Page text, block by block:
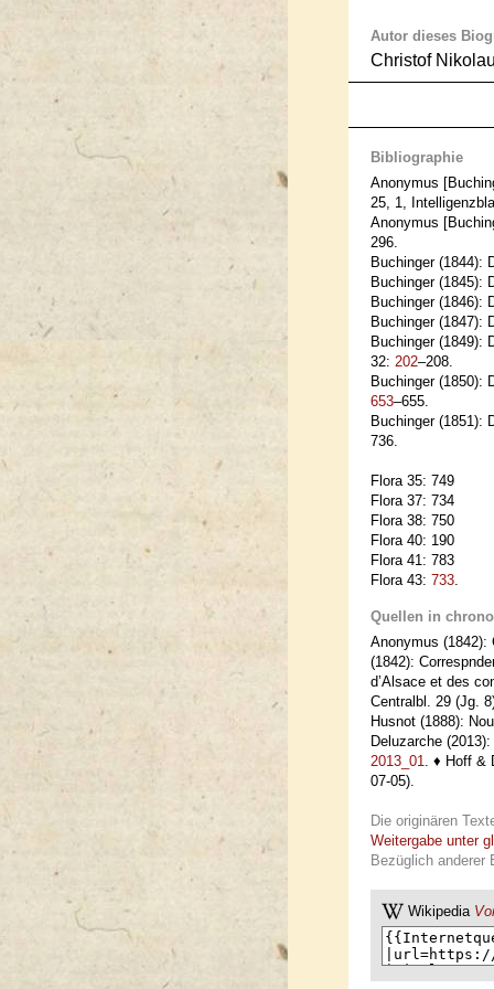
Autor dieses
Christof
Bibliographie
Anonymus
25, 1,
Anonymus
296.
Buchinger (1844):
Buchinger (1845):
Buchinger (1846):
Buchinger (1847):
Buchinger (1849):
32: 202–208.
Buchinger (1850):
653–655.
Buchinger (1851):
736.
Flora 35: 749
Flora 37: 734
Flora 38: 750
Flora 40: 190
Flora 41: 783
Flora 43: 733
Quellen in
Anonymus
(1842):
d’Alsace et des
Centralbl. 29 (Jg.
Husnot (1888):
Deluzarche (2013):
2013_01
. ♦ Hoff
07-05).
Die originären
Weitergabe unter
Bezüglich anderer
Wikipedia